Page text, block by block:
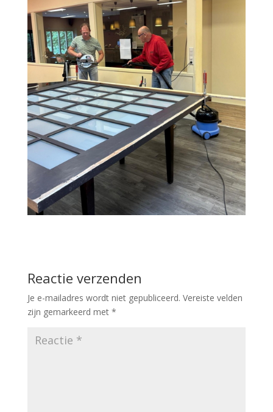
Reactie verzenden
Je e-mailadres wordt niet gepubliceerd. Vereiste velden
zijn gemarkeerd met *